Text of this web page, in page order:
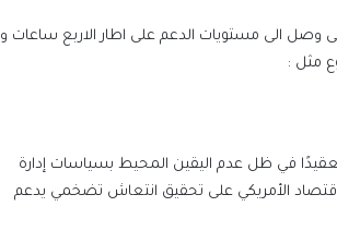
وصل الى مستويات الدعم على اطار الاربع ساعات و
مثل :
في ظل عدم اليقين المحيط بسياسات إدارة
الأمريكي على تحقيق انتعاش تضخمي يدعم